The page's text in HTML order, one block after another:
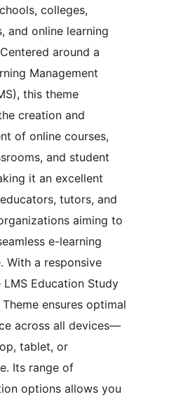
colleges,
and online learning
around a
Management
this theme
creation and
of online courses,
and student
it an excellent
tutors, and
aiming to
e-learning
With a responsive
LMS Education Study
ensures optimal
across all devices—
tablet, or
Its range of
options allows you